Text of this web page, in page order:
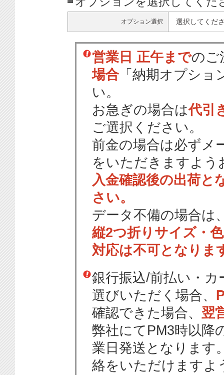
オプション選択 選択してくだ
営業日 正午までのご
場合 「納期オプショ
い。
お急ぎの場合は代引
ご選択ください。
前金の場合は必ずメ
をいただきますよう
入金確認後の出荷と
さい。
データ不備の場合は
縦2つ折りサイズ・
対応は不可となりま
銀行振込/前払い・
選びいただく場合、
確認できた場合、 翌
弊社にてPM3時以降
業日発送となります
絡をいただけますよ